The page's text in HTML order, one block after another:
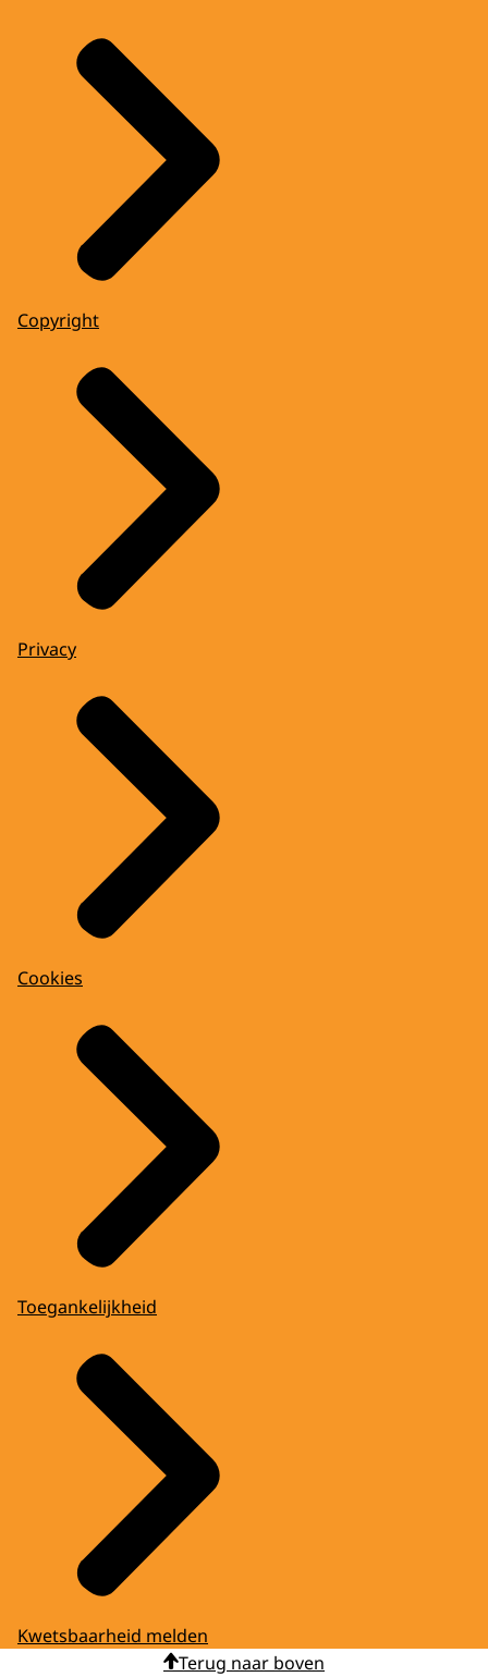
Copyright
Privacy
Cookies
Toegankelijkheid
Kwetsbaarheid melden
Terug naar boven